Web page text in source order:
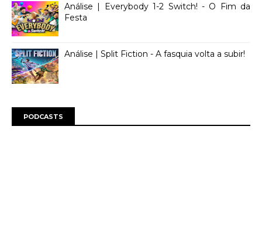
Análise | Everybody 1-2 Switch! - O Fim da
Festa
Análise | Split Fiction - A fasquia volta a subir!
PODCASTS